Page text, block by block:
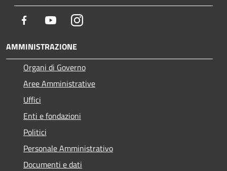
Facebook YoutubeInstagram
AMMINISTRAZIONE
Organi di Governo
Aree Amministrative
Uffici
Enti e fondazioni
Politici
Personale Amministrativo
Documenti e dati